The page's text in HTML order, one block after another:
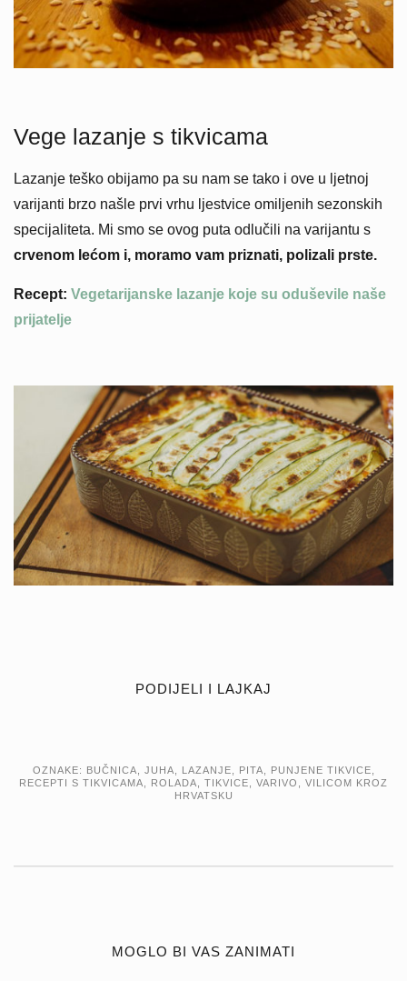
Vege lazanje s tikvicama
Lazanje teško obijamo pa su nam se tako i ove u ljetnoj
varijanti brzo našle prvi vrhu ljestvice omiljenih sezonskih
specijaliteta. Mi smo se ovog puta odlučili na varijantu s
crvenom lećom i, moramo vam priznati, polizali prste.
Recept: Vegetarijanske lazanje koje su oduševile naše
prijatelje
PODIJELI I LAJKAJ
OZNAKE: BUČNICA JUHA LAZANJE PITA PUNJENE TIKVICE
RECEPTI S TIKVICAMA
ROLADA TIKVICE VARIVO
VILICOM KROZ
HRVATSKU
MOGLO BI VAS ZANIMATI